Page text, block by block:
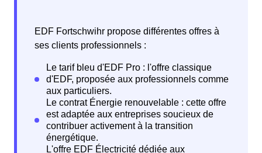
EDF Fortschwihr propose différentes offres à
ses clients professionnels :